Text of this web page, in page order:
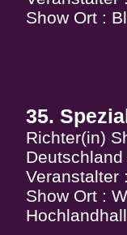
Show Ort :
35.
Richter(in)
Deutschland
Veranstalter
Show Ort :